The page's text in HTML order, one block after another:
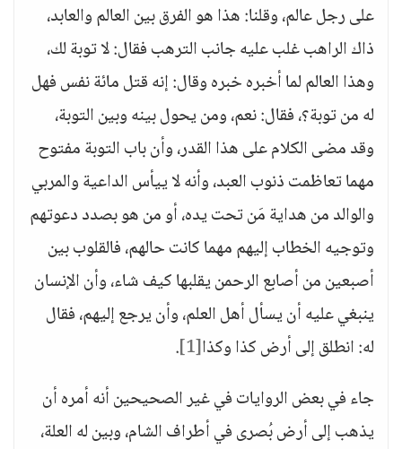
على رجل عالم، وقلنا: هذا هو الفرق بين العالم والعابد،
ذاك الراهب غلب عليه جانب الترهب فقال: لا توبة لك،
وهذا العالم لما أخبره خبره وقال: إنه قتل مائة نفس فهل
له من توبة؟، فقال: نعم، ومن يحول بينه وبين التوبة،
وقد مضى الكلام على هذا القدر، وأن باب التوبة مفتوح
مهما تعاظمت ذنوب العبد، وأنه لا ييأس الداعية والمربي
والوالد من هداية مَن تحت يده، أو من هو بصدد دعوتهم
وتوجيه الخطاب إليهم مهما كانت حالهم، فالقلوب بين
أصبعين من أصابع الرحمن يقلبها كيف شاء، وأن الإنسان
ينبغي عليه أن يسأل أهل العلم، وأن يرجع إليهم، فقال
له: انطلق إلى أرض كذا وكذا[1]
.
جاء في بعض الروايات في غير الصحيحين أنه أمره أن
يذهب إلى أرض بُصرى في أطراف الشام، وبين له العلة،